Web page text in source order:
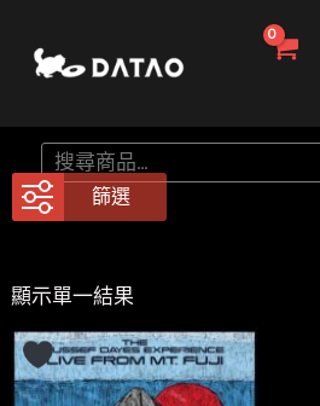
要
內
搜
尋
篩選
顯示單一結果